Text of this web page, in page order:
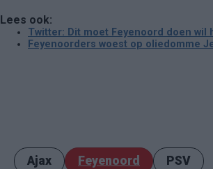
Lees ook:
Twitter: Dit moet Feyenoord doen
Feyenoorders woest op oliedomme
Ajax Feyenoord PSV